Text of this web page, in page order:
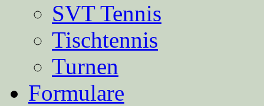
SVT Tennis
Tischtennis
Turnen
Formulare